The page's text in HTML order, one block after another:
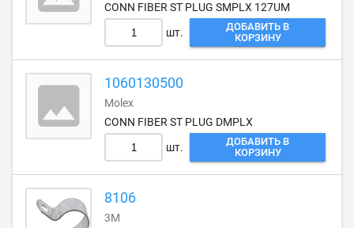
CONN FIBER ST PLUG SMPLX 127UM
шт.
ДОБАВИТЬ В
КОРЗИНУ
1060130500
Molex
CONN FIBER ST PLUG DMPLX
шт.
ДОБАВИТЬ В
КОРЗИНУ
8106
3M